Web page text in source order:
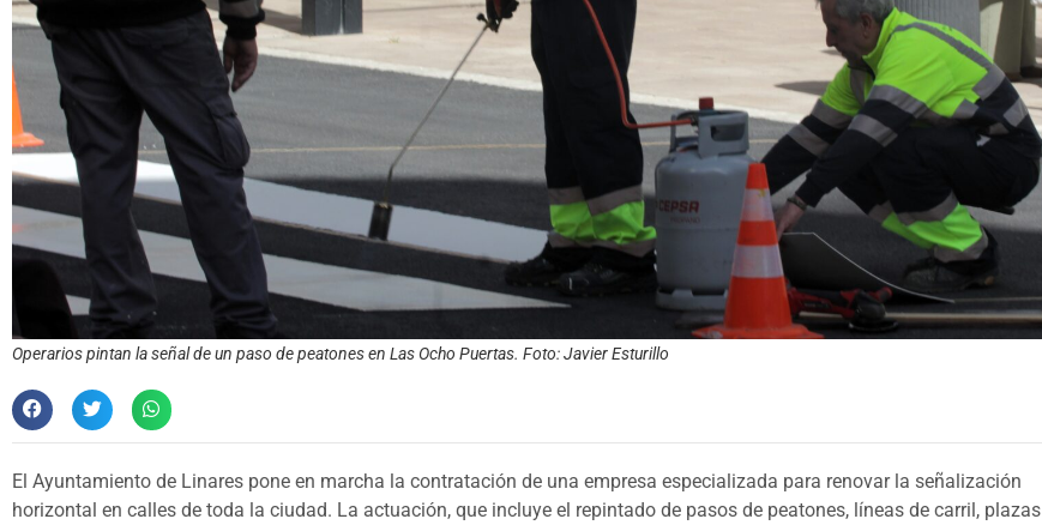
Operarios pintan la señal de un paso de peatones en Las Ocho Puertas. Foto: Javier Esturillo
El Ayuntamiento de Linares pone en marcha la contratación de una empresa especializada para renovar la señalización
horizontal en calles de toda la ciudad. La actuación, que incluye el repintado de pasos de peatones, líneas de carril, plazas